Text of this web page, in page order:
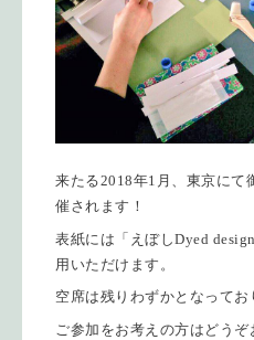
来たる2018年1月、東京にて
催されます！
表紙には「えぼしDyed
用いただけます。
空席は残りわずかとなってお
ご参加をお考えの方はどうぞ